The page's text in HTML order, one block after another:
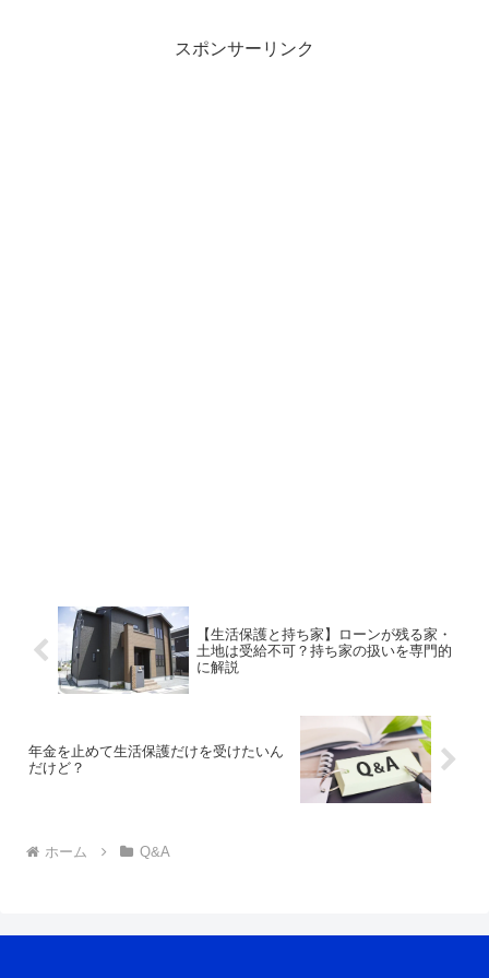
スポンサーリンク
【生活保護と持ち家】ローンが残る家・
土地は受給不可？持ち家の扱いを専門的
に解説
年金を止めて生活保護だけを受けたいん
だけど？
ホーム Q&A